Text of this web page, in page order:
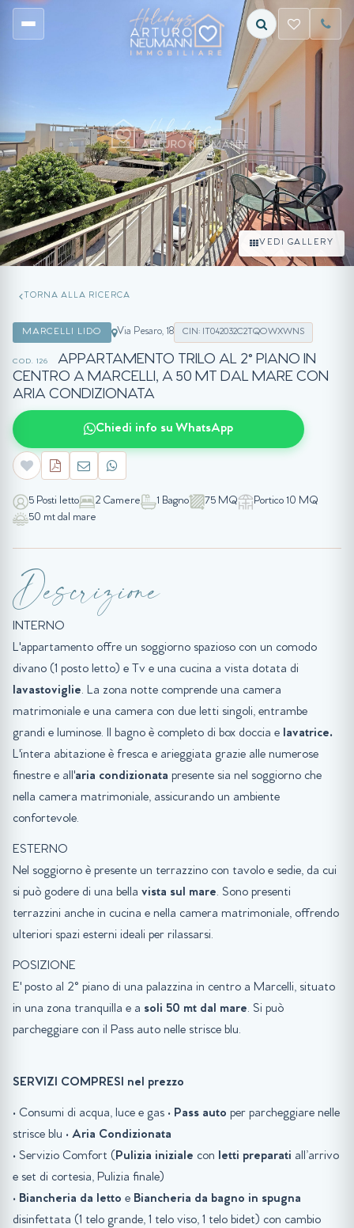
VEDI GALLERY
TORNA ALLA RICERCA
MARCELLI LIDO Via Pesaro, 18 CIN: IT042032C2TQOWXWNS
COD. 126
APPARTAMENTO TRILO AL 2° PIANO IN
CENTRO A MARCELLI, A 50 MT DAL MARE CON
ARIA CONDIZIONATA
Chiedi info su WhatsApp
5 Posti letto 2 Camere 1 Bagno 75 MQ
Portico 10 MQ
50 mt dal mare
Descrizione
INTERNO
L'appartamento offre un soggiorno spazioso con un comodo
divano (1 posto letto) e Tv e una cucina a vista dotata di
lavastoviglie. La zona notte comprende una camera
matrimoniale e una camera con due letti singoli, entrambe
grandi e luminose. Il bagno è completo di box doccia e lavatrice.
L'intera abitazione è fresca e arieggiata grazie alle numerose
finestre e all'aria condizionata presente sia nel soggiorno che
nella camera matrimoniale, assicurando un ambiente
confortevole.
ESTERNO
Nel soggiorno è presente un terrazzino con tavolo e sedie, da cui
si può godere di una bella vista sul mare. Sono presenti
terrazzini anche in cucina e nella camera matrimoniale, offrendo
ulteriori spazi esterni ideali per rilassarsi.
POSIZIONE
E' posto al 2° piano di una palazzina in centro a Marcelli, situato
in una zona tranquilla e a soli 50 mt dal mare. Si può
parcheggiare con il Pass auto nelle strisce blu.
SERVIZI COMPRESI nel prezzo
• Consumi di acqua, luce e gas • Pass auto per parcheggiare nelle
strisce blu • Aria Condizionata
• Servizio Comfort (Pulizia iniziale con letti preparati all’arrivo
e set di cortesia, Pulizia finale)
• Biancheria da letto e Biancheria da bagno in spugna
disinfettata (1 telo grande, 1 telo viso, 1 telo bidet) con cambio